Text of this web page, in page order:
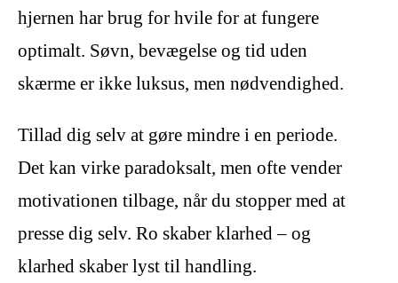
hjernen har brug for hvile for at fungere
optimalt. Søvn, bevægelse og tid uden
skærme er ikke luksus, men nødvendighed.
Tillad dig selv at gøre mindre i en periode.
Det kan virke paradoksalt, men ofte vender
motivationen tilbage, når du stopper med at
presse dig selv. Ro skaber klarhed – og
klarhed skaber lyst til handling.